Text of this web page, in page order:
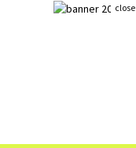
close